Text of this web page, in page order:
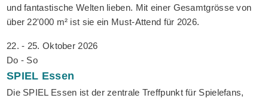
und fantastische Welten lieben. Mit einer Gesamtgrösse von
über 22'000 m² ist sie ein Must-Attend für 2026.
22. - 25. Oktober 2026
Do - So
SPIEL Essen
Die SPIEL Essen ist der zentrale Treffpunkt für Spielefans,